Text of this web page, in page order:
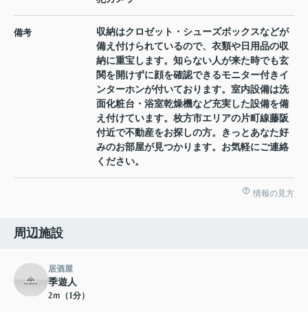
備考
収納はクロゼット・シューズボックスなどが
備え付けられているので、衣類や日用品の収
納に重宝します。知らない人が来た時でも玄
関を開けずに顔を確認できるモニター付きイ
ンターホンが付いております。室内設備は洗
面化粧台・浴室乾燥機など充実した設備を備
え付けています。枚方市エリアの片町線藤阪
付近で不動産をお探しの方。きっとあなた好
みのお部屋が見つかります。お気軽にご連絡
ください。
情報の見方
周辺施設
居酒屋
季遊人
2ｍ（1分）